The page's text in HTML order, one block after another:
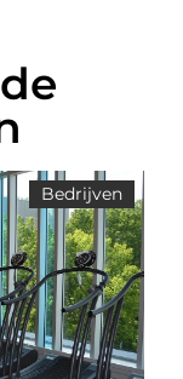
Bedrijven